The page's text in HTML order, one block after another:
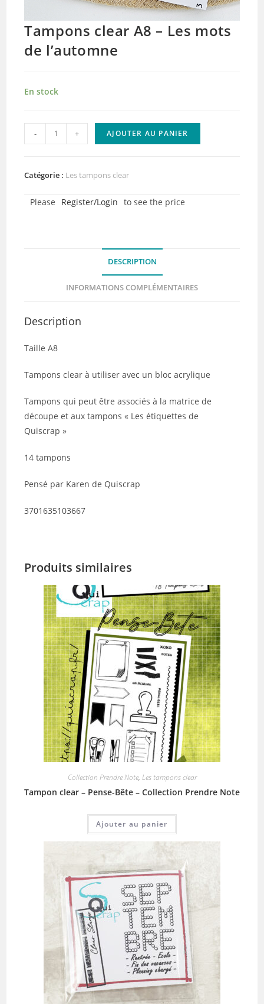
Tampons clear A8 – Les mots
de l’automne
En stock
quantité
de
clear
- + AJOUTER AU PANIER
Catégorie : Les tampons clear
Please Register/Login to see the price
DESCRIPTION
INFORMATIONS COMPLÉMENTAIRES
Description
Taille A8
Tampons clear à utiliser avec un bloc acrylique
Tampons qui peut être associés à la matrice de
découpe et aux tampons « Les étiquettes de
Quiscrap »
14 tampons
Pensé par Karen de Quiscrap
3701635103667
Produits similaires
Collection Prendre Note, Les tampons clear
Tampon clear – Pense-Bête – Collection Prendre Note
Ajouter au panier